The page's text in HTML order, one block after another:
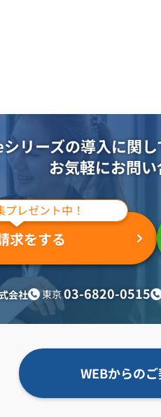
リーズの導入に関し
お気軽にお問
レゼント中！
求をする
会社 東京03-6820-0515
WEBからの